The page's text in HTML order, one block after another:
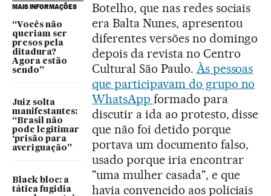
MAIS INFORMAÇÕES
“Vocês não
queriam ser
presos pela
ditadura?
Agora estão
sendo”
Juiz solta
manifestantes:
“Brasil não
pode legitimar
‘prisão para
averiguação”
Black bloc: a
tática fugidia
Botelho, que nas redes sociais
era Balta Nunes, apresentou
diferentes versões no domingo
depois da revista no Centro
Cultural São Paulo. Às pessoas
que participavam do grupo no
WhatsApp formado para
discutir a ida ao protesto, disse
que não foi detido porque
portava um documento falso,
usado porque iria encontrar
"uma mulher casada", e que
havia convencido aos policiais